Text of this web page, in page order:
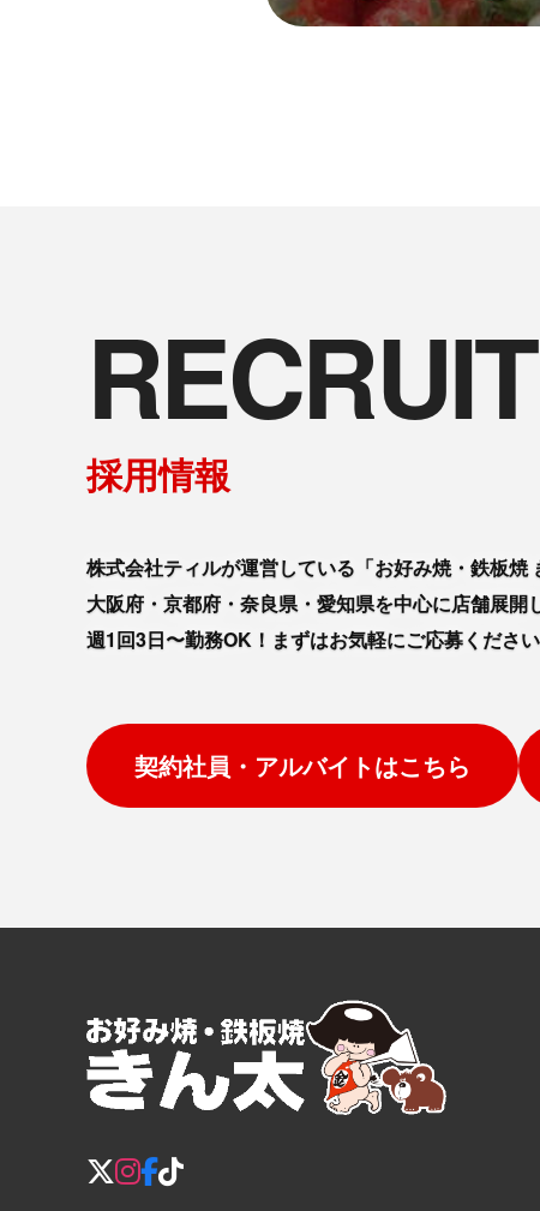
RECRUIT
採用情報
株式会社ティルが運営している「お好み焼・鉄板焼
大阪府・京都府・奈良県・愛知県を中心に店舗展開
週1回3日〜勤務OK！まずはお気軽にご応募ください
契約社員・アルバイトはこちら